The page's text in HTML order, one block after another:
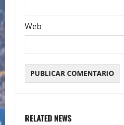
Web
RELATED NEWS